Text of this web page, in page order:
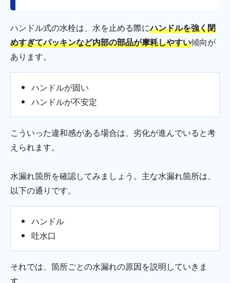
ハンドル式の水栓は、水を止める際にハンドルを強く閉
めすぎてパッキンなど内部の部品が摩耗しやすい傾向が
あります。
ハンドルが固い
ハンドルが不安定
こういった違和感がある場合は、劣化が進んでいると考
えられます。
水漏れ箇所を確認してみましょう。主な水漏れ箇所は、
以下の通りです。
ハンドル
吐水口
それでは、箇所ごとの水漏れの原因を説明していきま
す。